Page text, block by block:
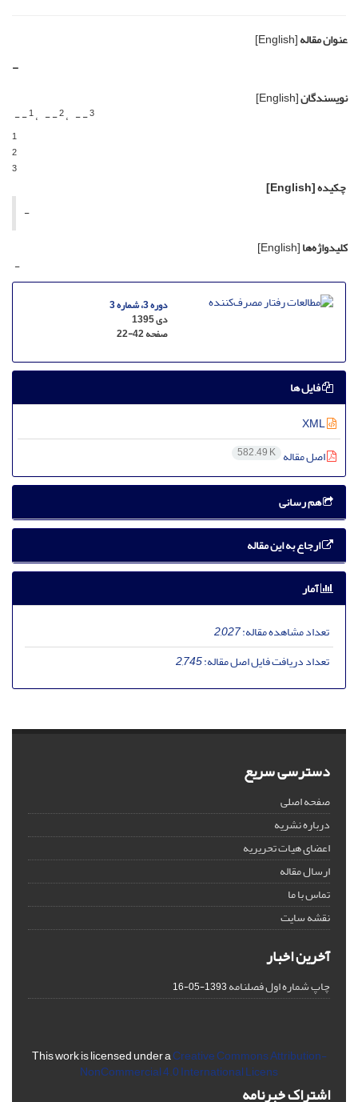
عنوان مقاله[English]
-
نویسندگان[English]
- -1 - -2 - -3
1
2
3
چکیده[English]
-
کلیدواژه‌ها[English]
-
دوره 3، شماره 3
دی 1395
صفحه22-42
فایل ها
اصل مقاله 582.49 K
هم رسانی
ارجاع به این مقاله
آمار
تعداد مشاهده مقاله:2,027
تعداد دریافت فایل اصل مقاله:2,745
دسترسی سریع
صفحه اصلی
درباره نشریه
اعضای هیات تحریریه
ارسال مقاله
تماس با ما
نقشه سایت
آخرین اخبار
چاپ شماره اول فصلنامه1393-05-16
This work is licensed under aCreative Commons Attribution-
NonCommercial 4.0 International Licens
اشتراک خبرنامه